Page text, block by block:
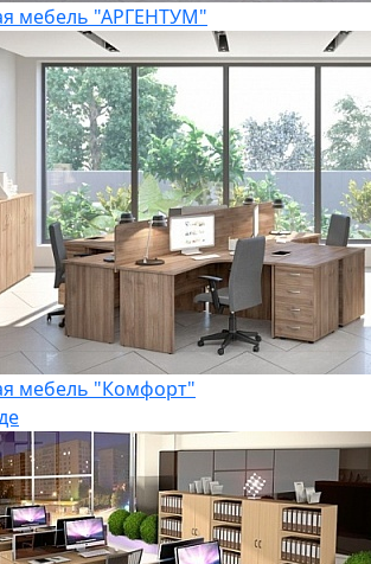
мебель "АРГЕНТУМ"
мебель "Комфорт"